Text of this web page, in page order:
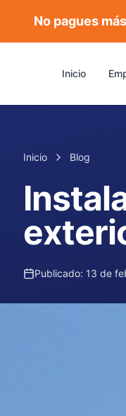
No pagues
Inicio
Inicio Blog
Publicado: 13 de